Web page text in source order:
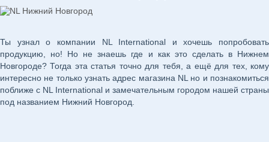
Ты узнал о компании NL International и хочешь попробовать
продукцию, но! Но не знаешь где и как это сделать в Нижнем
Новгороде? Тогда эта статья точно для тебя, а ещё для тех, кому
интересно не только узнать адрес магазина NL но и познакомиться
поближе с NL International и замечательным городом нашей страны
под названием Нижний Новгород.